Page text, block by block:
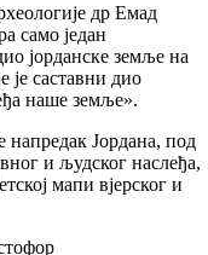
др Емад
само један
јорданске земље на
је саставни дио
наше земље».
напредак Јордана, под
и људског наслеђа,
мапи вјерског и